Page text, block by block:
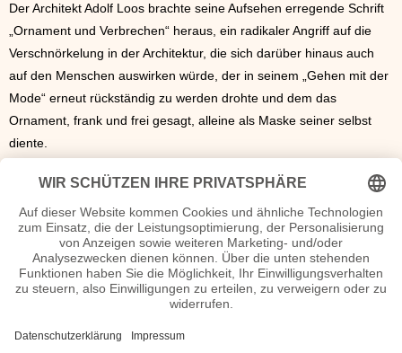
Der Architekt Adolf Loos brachte seine Aufsehen erregende Schrift
„Ornament und Verbrechen“ heraus, ein radikaler Angriff auf die
Verschnörkelung in der Architektur, die sich darüber hinaus auch
auf den Menschen auswirken würde, der in seinem „Gehen mit der
Mode“ erneut rückständig zu werden drohte und dem das
Ornament, frank und frei gesagt, alleine als Maske seiner selbst
diente.
Roman „Der Gehülfe“ heraus, worin er sich mit dem Niedergang
der Familie eines Erfinders beschäftigte, und Jakob Wassermann
schrieb sein aus vielen wirklichen Quellen geschöpftes Werk
„Casper Hauser oder Die Trägheit des Herzens“.
Der Literaturnobelpreis wurde an den deutschen Professor für
Philosophie und Pädagogik Rudolf Christoph Eucken verliehen.
der Versuch, die Philosophie und eine ideale Weltanschauung